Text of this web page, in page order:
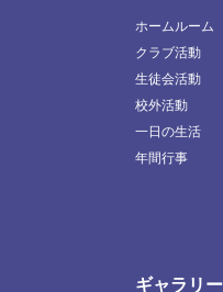
ホームルーム
クラブ活動
生徒会活動
校外活動
一日の生活
年間行事
ギャラリー